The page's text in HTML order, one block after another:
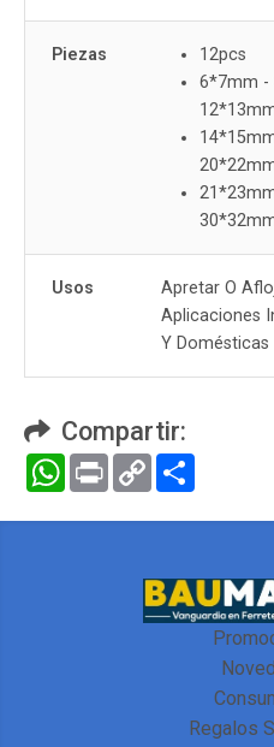
Piezas
12pcs
6*7mm -
Usos
Apretar O
Aplicaciones
Y Domésticas
Compartir:
WhatsApp
Print Copy
Link
Regalos